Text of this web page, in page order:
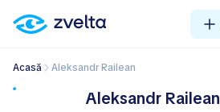
Acasă Aleksandr Railean
Aleksandr Railean